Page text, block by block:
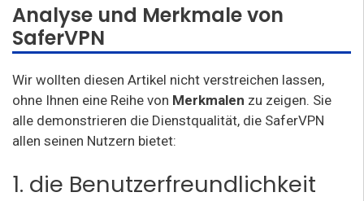
Analyse und Merkmale von
SaferVPN
Wir wollten diesen Artikel nicht verstreichen lassen,
ohne Ihnen eine Reihe von Merkmalen zu zeigen. Sie
alle demonstrieren die Dienstqualität, die SaferVPN
allen seinen Nutzern bietet:
1. die Benutzerfreundlichkeit